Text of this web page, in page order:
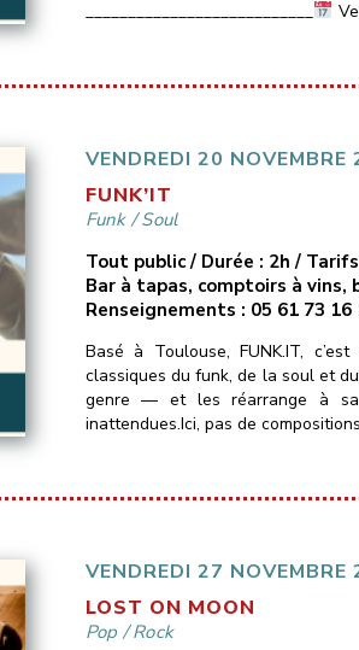
___________________________
VENDREDI 20
FUNK’IT
Funk/Soul
Tout public / Durée : 2h /
Bar à tapas, comptoirs à
Renseignements : 05 61 73 16
Basé à Toulouse, FUNK.IT,
classiques du funk, de la soul et
genre — et les réarrange à sa
inattendues.Ici, pas de
VENDREDI 27
LOST ON MOON
Pop /Rock